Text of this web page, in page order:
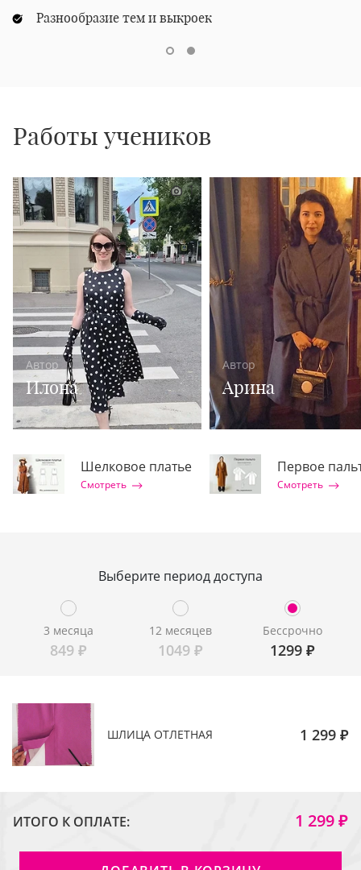
Разнообразие тем и выкроек
Работы учеников
1
Автор
Илона
Шелковое платье
Смотреть
Автор
Арина
Первое
Смотреть
Выберите период доступа
3 месяца
849 ₽
12 месяцев
1049 ₽
Бессрочно
1299₽
ШЛИЦА ОТЛЕТНАЯ 1 299 ₽
ИТОГО К ОПЛАТЕ: 1 299 ₽